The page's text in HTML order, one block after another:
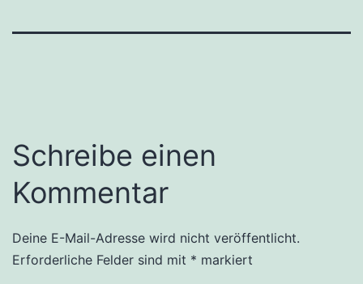
Schreibe einen
Kommentar
Deine E-Mail-Adresse wird nicht veröffentlicht.
Erforderliche Felder sind mit * markiert